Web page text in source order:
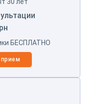
БЕСПЛАТНО